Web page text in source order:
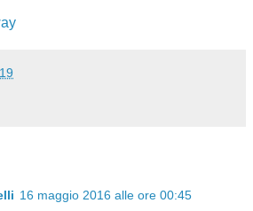
16 maggio 2016 alle ore 00:45